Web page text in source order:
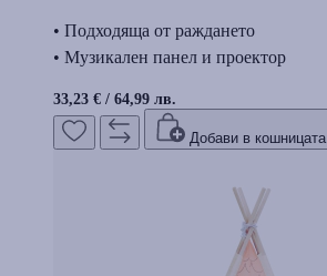
• Подходяща от раждането
• Музикален панел и проектор
33,23 € / 64,99 лв.
Добави в кошницата